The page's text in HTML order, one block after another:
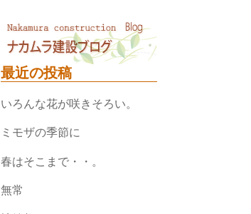
最近の投稿
いろんな花が咲きそろい。
ミモザの季節に
春はそこまで・・。
無常